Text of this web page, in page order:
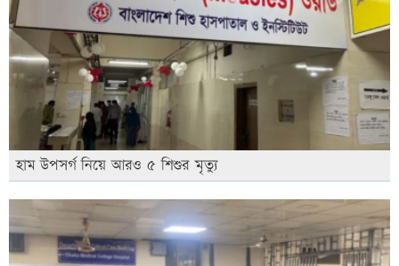
হাম উপসর্গ নিয়ে আরও ৫ শিশুর মৃত্যু